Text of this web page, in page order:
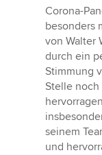
Corona-
besonders
von Walter
durch ein
Stimmung
Stelle
seinem
und